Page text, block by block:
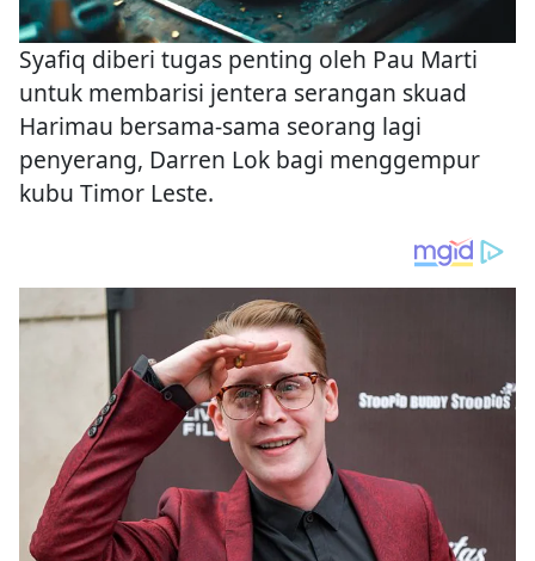
Syafiq diberi tugas penting oleh Pau Marti
untuk membarisi jentera serangan skuad
Harimau bersama-sama seorang lagi
penyerang, Darren Lok bagi menggempur
kubu Timor Leste.